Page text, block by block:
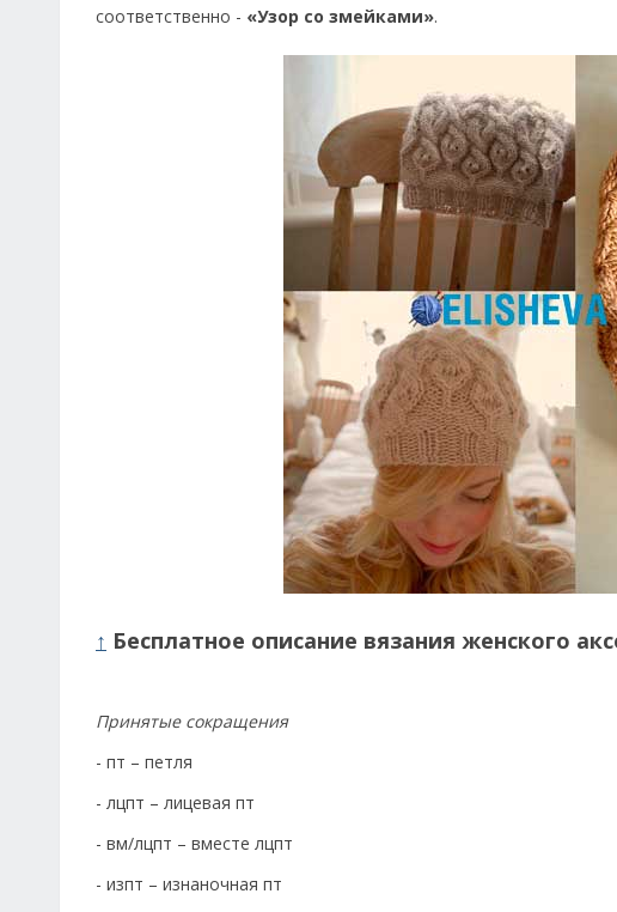
соответственно - «Узор со змейками».
↑ Бесплатное описание вязания женского
Принятые сокращения
- пт – петля
- лцпт – лицевая пт
- вм/лцпт – вместе лцпт
- изпт – изнаночная пт